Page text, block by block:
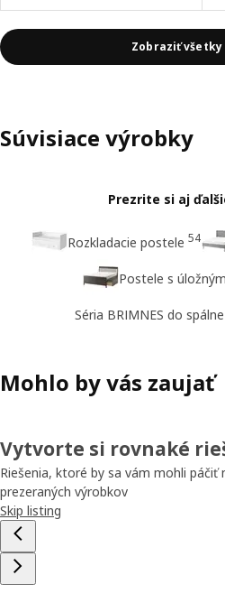
Zobraziť
Súvisiace výrobky
Prezrite si aj
Rozkladacie postele 54
Postele s
Séria BRIMNES do spálne
Mohlo by vás zaujať
Vytvorte si rovnaké
Riešenia, ktoré by sa vám mohli páčiť
prezeraných výrobkov
Skip listing